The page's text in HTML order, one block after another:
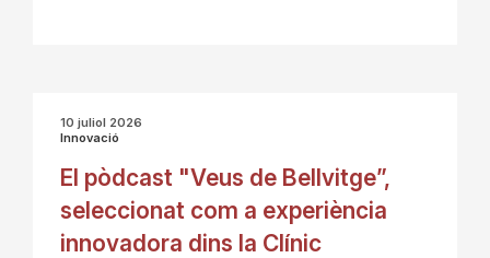
10 juliol 2026
Innovació
El pòdcast "Veus de Bellvitge”,
seleccionat com a experiència
innovadora dins la Clínic